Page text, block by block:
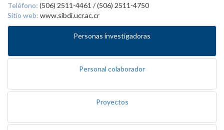
Teléfono: (506) 2511-4461 / (506) 2511-4750
Sitio web: www.sibdi.ucr.ac.cr
Personas investigadoras
Personal colaborador
Proyectos